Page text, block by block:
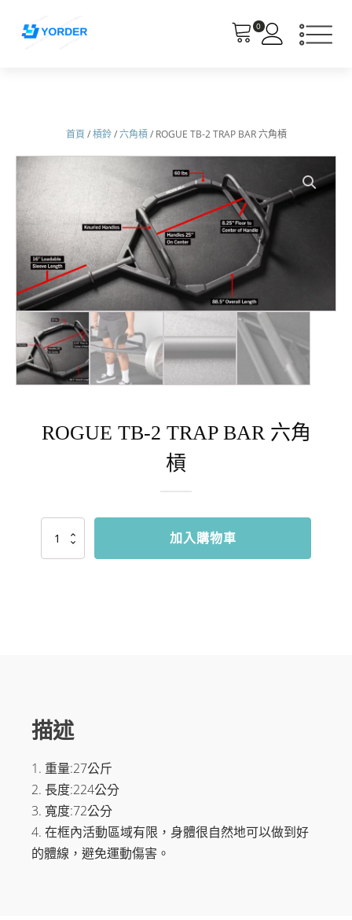
0
首頁 /槓鈴/六角槓/ ROGUE TB-2 TRAP BAR 六角槓
ROGUE TB-2 TRAP BAR 六角
槓
ROGUE
2
加入購物車
描述
1. 重量:27公斤
2. 長度:224公分
3. 寬度:72公分
4. 在框內活動區域有限，身體很自然地可以做到好
的體線，避免運動傷害。